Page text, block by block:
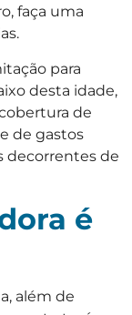
faça uma
para
desta idade,
de
de gastos
decorrentes de
é
além de